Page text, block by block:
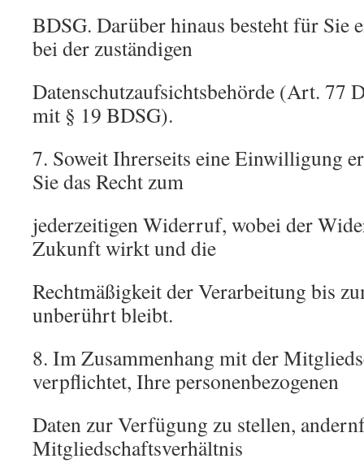
BDSG. Darüber hinaus besteht für Sie
bei der zuständigen
Datenschutzaufsichtsbehörde (Art. 77
mit § 19 BDSG).
7. Soweit Ihrerseits eine Einwilligung
Sie das Recht zum
jederzeitigen Widerruf, wobei der
Zukunft wirkt und die
Rechtmäßigkeit der Verarbeitung bis
unberührt bleibt.
8. Im Zusammenhang mit der
verpflichtet, Ihre personenbezogenen
Daten zur Verfügung zu stellen,
Mitgliedschaftsverhältnis